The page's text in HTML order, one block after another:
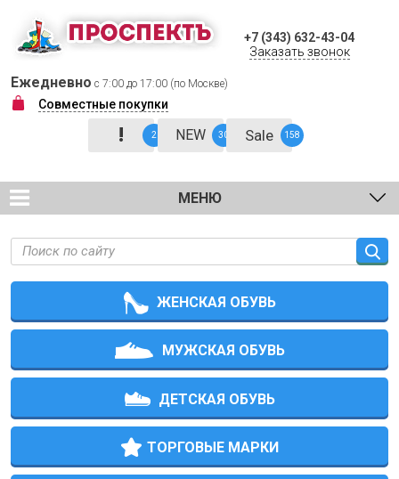
+7 (343) 632-43-04
Заказать звонок
Ежедневно с 7:00 до 17:00 (по Москве)
Совместные покупки
! 2 NEW 30 Sale 158
МЕНЮ
ЖЕНСКАЯ ОБУВЬ
МУЖСКАЯ ОБУВЬ
ДЕТСКАЯ ОБУВЬ
ТОРГОВЫЕ МАРКИ